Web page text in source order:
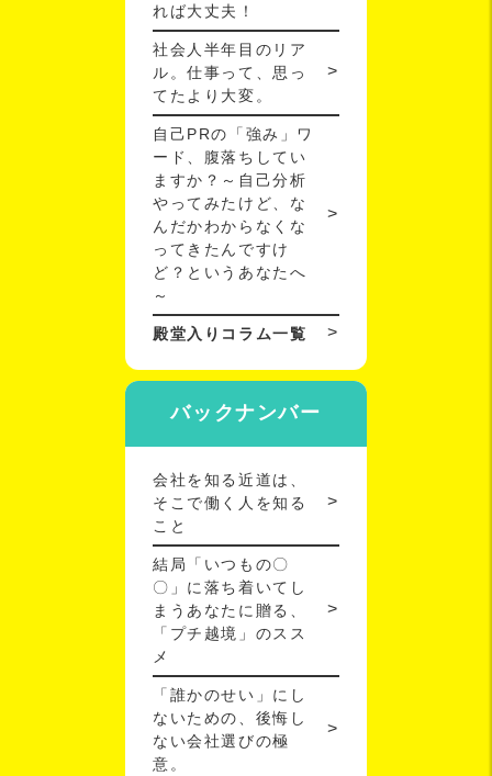
れば大丈夫！
社会人半年目のリア
ル。仕事って、思っ
てたより大変。
自己PRの「強み」ワ
ード、腹落ちしてい
ますか？～自己分析
やってみたけど、な
んだかわからなくな
ってきたんですけ
ど？というあなたへ
～
殿堂入りコラム一覧
バックナンバー
会社を知る近道は、
そこで働く人を知る
こと
結局「いつもの〇
〇」に落ち着いてし
まうあなたに贈る、
「プチ越境」のスス
メ
「誰かのせい」にし
ないための、後悔し
ない会社選びの極
意。